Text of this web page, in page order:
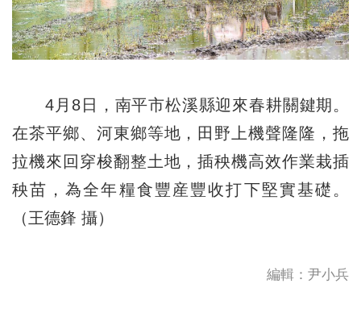
4月8日，南平市松溪縣迎來春耕關鍵期。
在茶平鄉、河東鄉等地，田野上機聲隆隆，拖
拉機來回穿梭翻整土地，插秧機高效作業栽插
秧苗，為全年糧食豐産豐收打下堅實基礎。
（王德鋒 攝）
編輯：尹小兵